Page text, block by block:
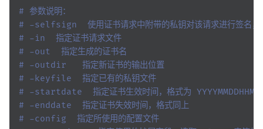
# 参数说明：
# -selfsign  使用证书请求中附带的私钥对该请求进行签名，
# -in  指定证书请求文件
# -out  指定生成的证书名
# -outdir  	指定新证书的输出位置
# -keyfile  指定已有的私钥文件
# -startdate  指定证书生效时间，格式为
# -enddate  指定证书失效时间，格式同上
# -config  指定所使用的配置文件